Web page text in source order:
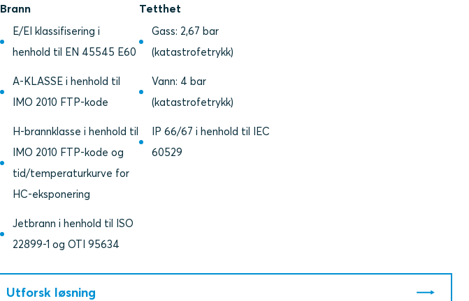
Brann
E/EI klassifisering i
henhold til EN 45545 E60
A-KLASSE i henhold til
IMO 2010 FTP-kode
H-brannklasse i henhold til
IMO 2010 FTP-kode og
tid/temperaturkurve for
HC-eksponering
Jetbrann i henhold til ISO
22899-1 og OTI 95634
Tetthet
Gass: 2,67 bar
(katastrofetrykk)
Vann: 4 bar
(katastrofetrykk)
IP 66/67 i henhold til IEC
60529
Utforsk løsning